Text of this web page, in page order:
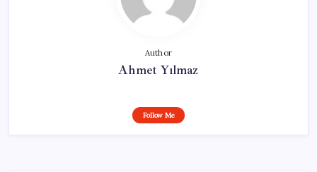
Author
Ahmet Yılmaz
Follow Me